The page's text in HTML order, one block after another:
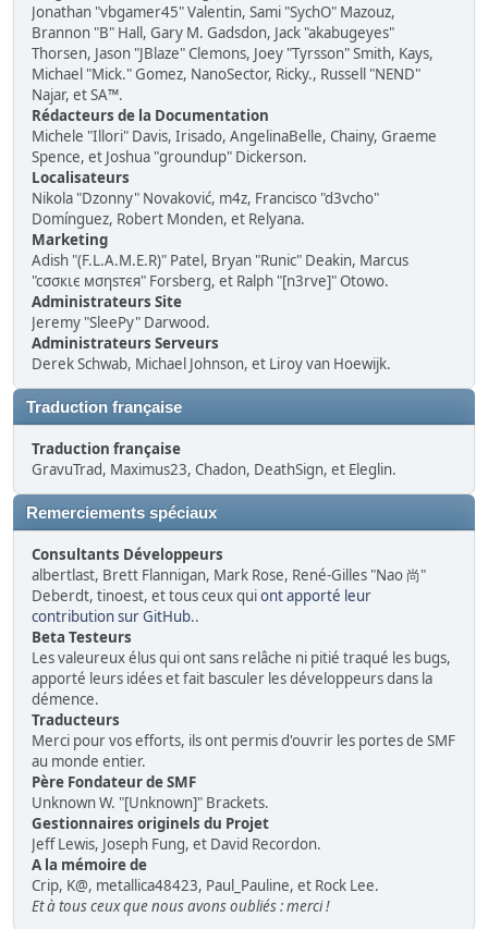
Jonathan "vbgamer45" Valentin, Sami "SychO" Mazouz,
Brannon "B" Hall, Gary M. Gadsdon, Jack "akabugeyes"
Thorsen, Jason "JBlaze" Clemons, Joey "Tyrsson" Smith, Kays,
Michael "Mick." Gomez, NanoSector, Ricky., Russell "NEND"
Najar, et SA™.
Rédacteurs de la Documentation
Michele "Illori" Davis, Irisado, AngelinaBelle, Chainy, Graeme
Spence, et Joshua "groundup" Dickerson.
Localisateurs
Nikola "Dzonny" Novaković, m4z, Francisco "d3vcho"
Domínguez, Robert Monden, et Relyana.
Marketing
Adish "(F.L.A.M.E.R)" Patel, Bryan "Runic" Deakin, Marcus
"cσσкιє мσηѕтєя" Forsberg, et Ralph "[n3rve]" Otowo.
Administrateurs Site
Jeremy "SleePy" Darwood.
Administrateurs Serveurs
Derek Schwab, Michael Johnson, et Liroy van Hoewijk.
Traduction française
Traduction française
GravuTrad, Maximus23, Chadon, DeathSign, et Eleglin.
Remerciements spéciaux
Consultants Développeurs
albertlast, Brett Flannigan, Mark Rose, René-Gilles "Nao 尚"
Deberdt, tinoest, et tous ceux quiont apporté leur
contribution sur GitHub..
Beta Testeurs
Les valeureux élus qui ont sans relâche ni pitié traqué les bugs,
apporté leurs idées et fait basculer les développeurs dans la
démence.
Traducteurs
Merci pour vos efforts, ils ont permis d'ouvrir les portes de SMF
au monde entier.
Père Fondateur de SMF
Unknown W. "[Unknown]" Brackets.
Gestionnaires originels du Projet
Jeff Lewis, Joseph Fung, et David Recordon.
A la mémoire de
Crip, K@, metallica48423, Paul_Pauline, et Rock Lee.
Et à tous ceux que nous avons oubliés : merci !